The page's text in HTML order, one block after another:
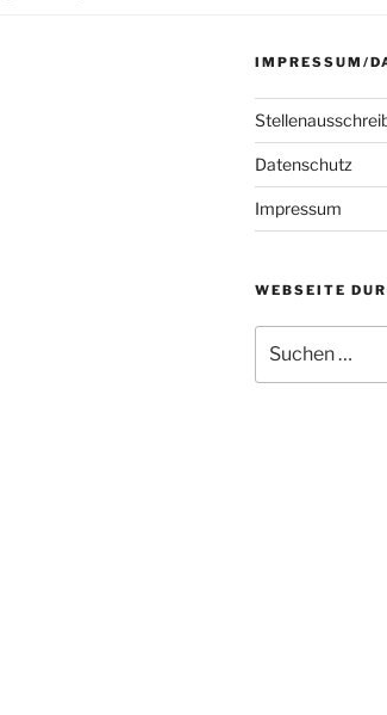
IMPRESSUM/
Datenschutz
Impressum
WEBSEITE
nach: